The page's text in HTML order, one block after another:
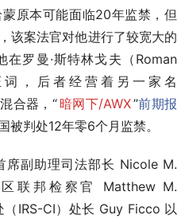
原本可能面临20年监禁，但
该案法官对他进行了较宽大的
在罗曼·斯特林戈夫（Roman
词，后者经营着另一家名
合器，“暗网下/AWX”前期报
被判处12年零6个月监禁。
席副助理司法部长 Nicole M.
联邦检察官 Matthew M.
IRS-CI）处长 Guy Ficco 以